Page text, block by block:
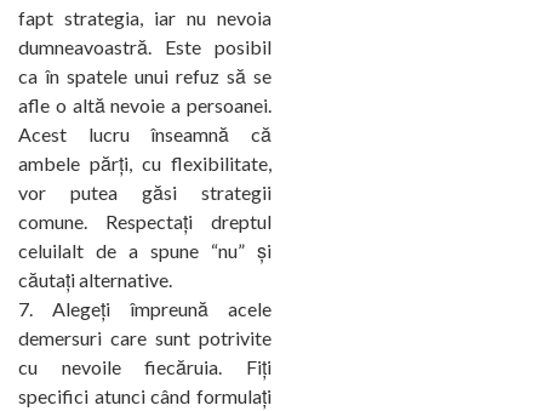
fapt strategia, iar nu nevoia
dumneavoastră. Este posibil
ca în spatele unui refuz să se
afle o altă nevoie a persoanei.
Acest lucru înseamnă că
ambele părți, cu flexibilitate,
vor putea găsi strategii
comune. Respectați dreptul
celuilalt de a spune “nu” și
căutați alternative.
Alegeți împreună acele
demersuri care sunt potrivite
cu nevoile fiecăruia. Fiți
specifici atunci când formulați